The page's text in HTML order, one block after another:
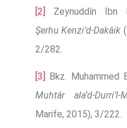
[2] Zeynuddîn İbn
Şerhu Kenzi’d-Dakâik
2/282.
[3] Bkz. Muhammed
Muhtâr ala’d-Durri’l-
Marife, 2015), 3/222.